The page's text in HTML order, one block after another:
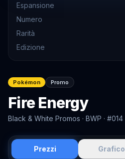
Espansione
Numero
Rarità
Edizione
Pokémon Promo
Fire Energy
Black & White Promos · BWP · #014
Prezzi Grafico